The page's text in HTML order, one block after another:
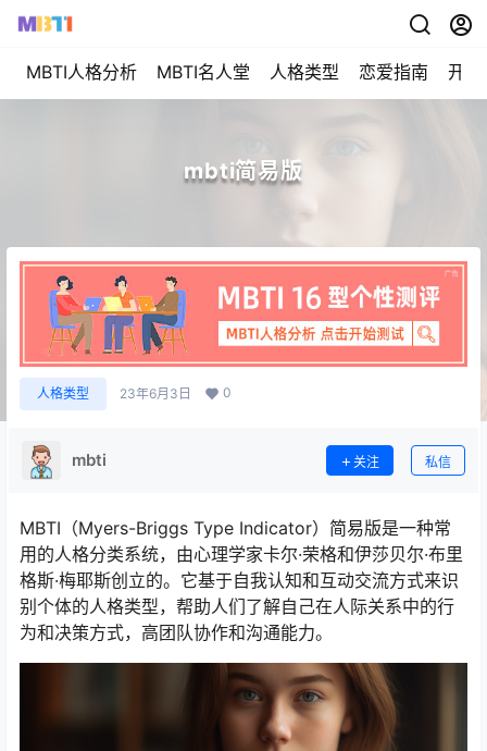
MBTI人格分析 MBTI名人堂 人格类型 恋爱指南 开始
mbti简易版
人格类型 23年6月3日 0
mbti 关注 私信
MBTI（Myers-Briggs Type Indicator）简易版是一种常
用的人格分类系统，由心理学家卡尔·荣格和伊莎贝尔·布里
格斯·梅耶斯创立的。它基于自我认知和互动交流方式来识
别个体的人格类型，帮助人们了解自己在人际关系中的行
为和决策方式，高团队协作和沟通能力。